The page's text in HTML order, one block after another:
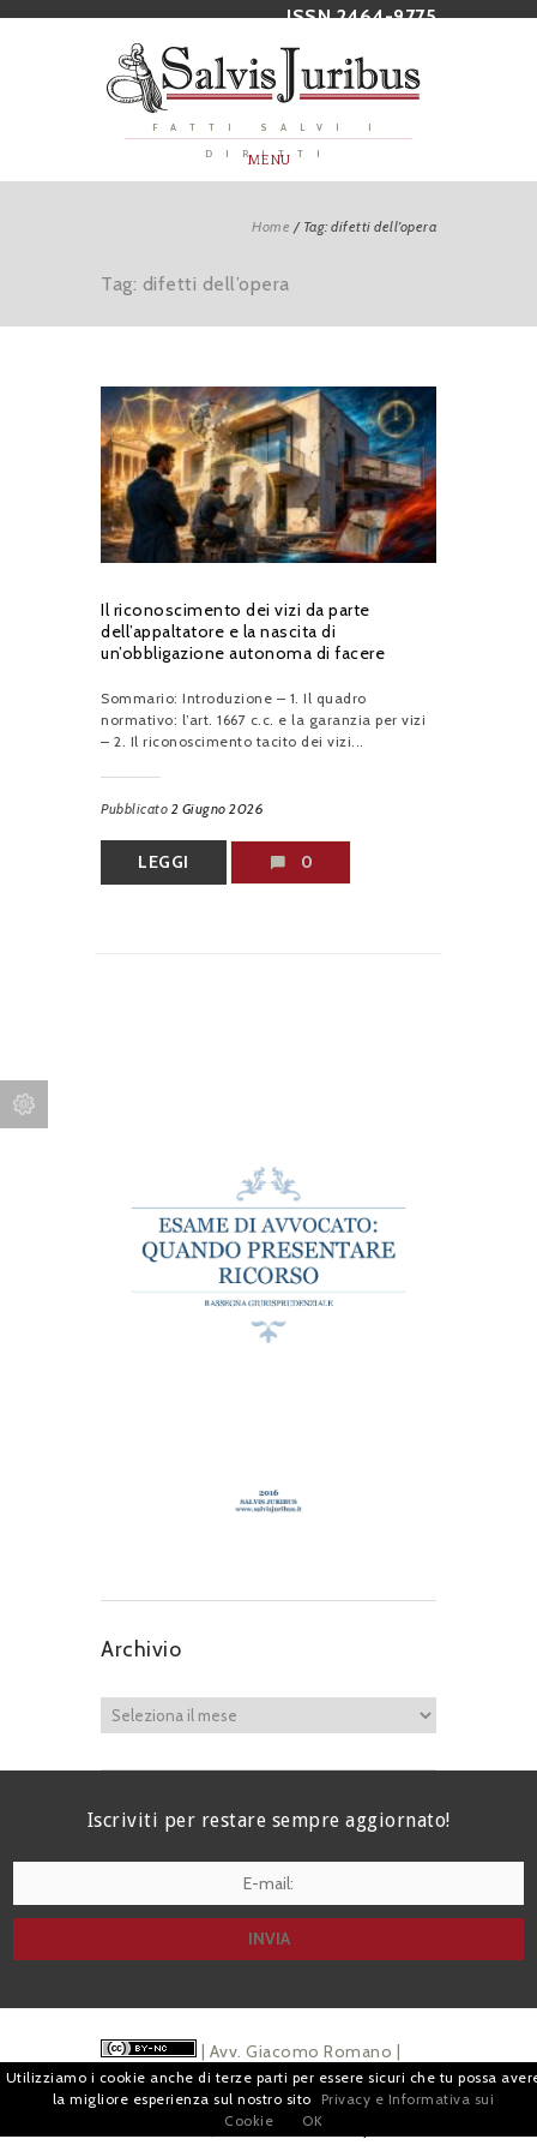
ISSN 2464-9775
FATTI SALVI I
DIRITTI
MENU
Home / Tag: difetti dell’opera
Tag: difetti dell’opera
Il riconoscimento dei vizi da parte
dell’appaltatore e la nascita di
un’obbligazione autonoma di facere
Sommario: Introduzione – 1. Il quadro
normativo: l’art. 1667 c.c. e la garanzia per vizi
– 2. Il riconoscimento tacito dei vizi...
Pubblicato 2 Giugno 2026
LEGGI 0
Archivio
Iscriviti per restare sempre aggiornato!
| Avv. Giacomo Romano |
Piazza di Campitelli, 2 - 00186 Roma | P.I.
Pubblicità ePrivacy
Utilizziamo i cookie anche di terze parti per essere sicuri che tu possa
la migliore esperienza sul nostro sito
Privacy e Informativa sui
Cookie
OK